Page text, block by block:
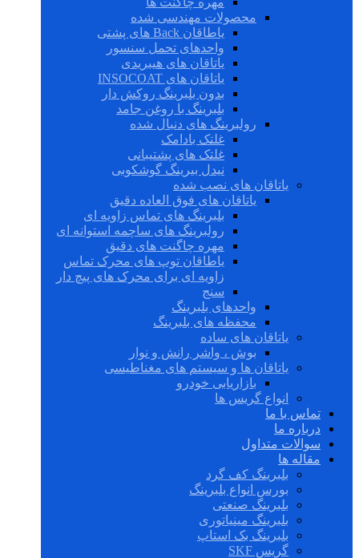
محصولات مهندسی شده
یاطاقان Back های پشتی
واحدهای تحمل سنسور
یاتاقان های هیبریدی
یاتاقان های INSOCOAT
بدون بلبرینگ روکش دار
بلبرینگ با روغن جامد
رولبرینگ های دنبال شده
غلتک بادامک
غلتک های پشتیبانی
نیدل بیرینگ گوشکوبی
یاتاقان های نصب شده
یاتاقان های فوق العاده دقیق
بلبرینگ های تماس زاویه ای
رولبرینگ های ساچمه استوانه ای
مهره چاگنت های دقیق
یاطاقان توپ های محرک تماس
زاویه ای برای محرک های پیچ دار
سنج
واحدهای بلبرینگ
محفظه های بلبرینگ
یاتاقان های ساده
بوش ، واشر رانش و نوار
یاتاقان ها و سیستم های مغناطیسی
بازاریابی خودرو
انواع گریس ها
تماس با ما
درباره ما
سوالات متداول
مقاله ها
بلبرینگ کف گرد
بورس انواع بلبرینگ
بلبرینگ صنعتی
بلبرینگ مینیاتوری
بلبرینگ بک استاپ
گریس SKF